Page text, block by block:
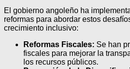
El gobierno angoleño ha
reformas para abordar estos
crecimiento inclusivo:
Reformas Fiscales: Se han
fiscales para mejorar la
los recursos públicos.